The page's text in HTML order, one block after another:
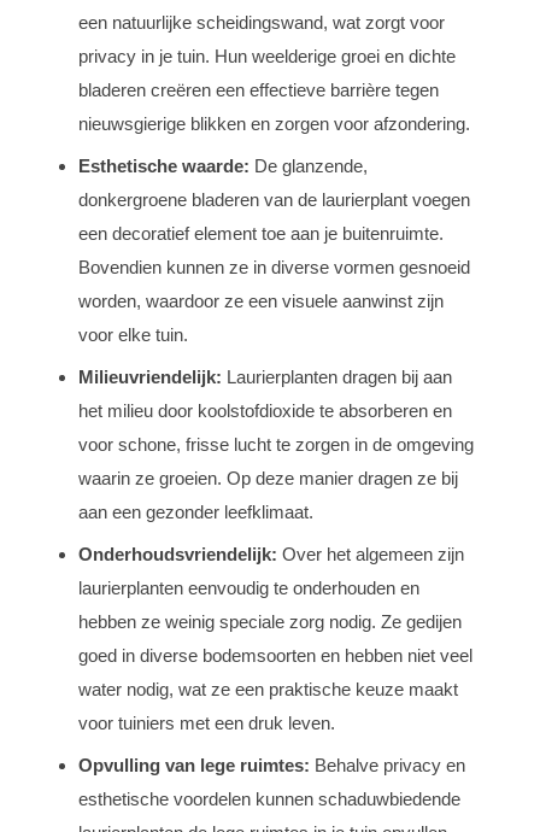
een natuurlijke scheidingswand, wat zorgt voor
privacy in je tuin. Hun weelderige groei en dichte
bladeren creëren een effectieve barrière tegen
nieuwsgierige blikken en zorgen voor afzondering.
Esthetische waarde: De glanzende,
donkergroene bladeren van de laurierplant voegen
een decoratief element toe aan je buitenruimte.
Bovendien kunnen ze in diverse vormen gesnoeid
worden, waardoor ze een visuele aanwinst zijn
voor elke tuin.
Milieuvriendelijk: Laurierplanten dragen bij aan
het milieu door koolstofdioxide te absorberen en
voor schone, frisse lucht te zorgen in de omgeving
waarin ze groeien. Op deze manier dragen ze bij
aan een gezonder leefklimaat.
Onderhoudsvriendelijk: Over het algemeen zijn
laurierplanten eenvoudig te onderhouden en
hebben ze weinig speciale zorg nodig. Ze gedijen
goed in diverse bodemsoorten en hebben niet veel
water nodig, wat ze een praktische keuze maakt
voor tuiniers met een druk leven.
Opvulling van lege ruimtes: Behalve privacy en
esthetische voordelen kunnen schaduwbiedende